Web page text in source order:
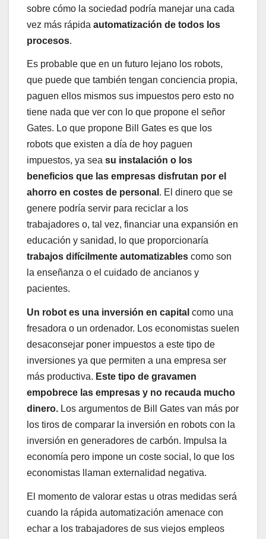
sobre cómo la sociedad podría manejar una cada
vez más rápida automatización de todos los
procesos.
Es probable que en un futuro lejano los robots,
que puede que también tengan conciencia propia,
paguen ellos mismos sus impuestos pero esto no
tiene nada que ver con lo que propone el señor
Gates. Lo que propone Bill Gates es que los
robots que existen a día de hoy paguen
impuestos, ya sea su instalación o los
beneficios que las empresas disfrutan por el
ahorro en costes de personal . El dinero que se
genere podría servir para reciclar a los
trabajadores o, tal vez, financiar una expansión en
educación y sanidad, lo que proporcionaría
trabajos difícilmente automatizables como son
la enseñanza o el cuidado de ancianos y
pacientes.
Un robot es una inversión en capital como una
fresadora o un ordenador. Los economistas suelen
desaconsejar poner impuestos a este tipo de
inversiones ya que permiten a una empresa ser
más productiva. Este tipo de gravamen
empobrece las empresas y no recauda mucho
dinero. Los argumentos de Bill Gates van más por
los tiros de comparar la inversión en robots con la
inversión en generadores de carbón. Impulsa la
economía pero impone un coste social, lo que los
economistas llaman externalidad negativa.
El momento de valorar estas u otras medidas será
cuando la rápida automatización amenace con
echar a los trabajadores de sus viejos empleos